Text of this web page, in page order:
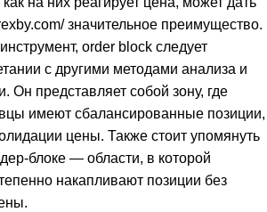
значительное преимущество.
order block следует
с другими методами анализа и
Он представляет собой зону, где
имеют сбалансированные позиции,
цены. Также стоит упомянуть
блоке — области, в которой
накапливают позиции без